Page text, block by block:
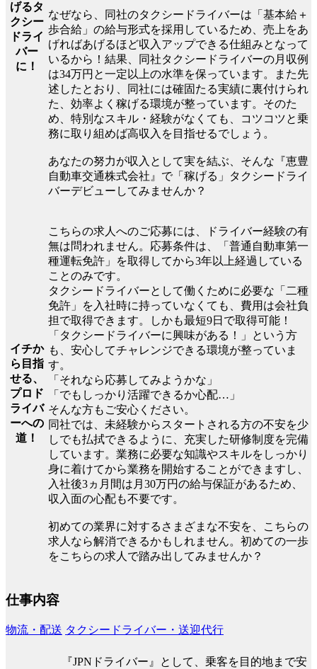
げるタ
クシー
ドライ
バー
に！
なぜなら、同社のタクシードライバーは「基本給＋
歩合給」の給与形式を採用しているため、売上をあ
げればあげるほど収入アップできる仕組みとなって
いるから！結果、同社タクシードライバーの月収例
は34万円と一定以上の水準を保っています。また先
述したとおり、同社には確固たる実績に裏付けられ
た、効率よく稼げる環境が整っています。そのた
め、特別なスキル・経験がなくても、コツコツと乗
務に取り組めば高収入を目指せるでしょう。
あなたの努力が収入として実を結ぶ、そんな『恵豊
自動車交通株式会社』で「稼げる」タクシードライ
バーデビューしてみませんか？
イチか
ら目指
せる、
プロド
ライバ
ーへの
道！
こちらの求人へのご応募には、ドライバー経験の有
無は問われません。応募条件は、「普通自動車第一
種運転免許」を取得してから3年以上経過している
ことのみです。
タクシードライバーとして働くために必要な「二種
免許」を入社時に持っていなくても、費用は会社負
担で取得できます。しかも最短9日で取得可能！
「タクシードライバーに興味がある！」という方
も、安心してチャレンジできる環境が整っていま
す。
「それなら応募してみようかな」
「でもしっかり活躍できるか心配…」
そんな方もご安心ください。
同社では、未経験からスタートされる方の不安を少
しでも払拭できるように、充実した研修制度を完備
しています。業務に必要な知識やスキルをしっかり
身に着けてから業務を開始することができますし、
入社後3ヵ月間は月30万円の給与保証があるため、
収入面の心配も不要です。
初めての業界に対するさまざまな不安を、こちらの
求人なら解消できるかもしれません。初めての一歩
をこちらの求人で踏み出してみませんか？
仕事内容
物流・配送 タクシードライバー・送迎代行
『JPNドライバー』として、乗客を目的地まで安